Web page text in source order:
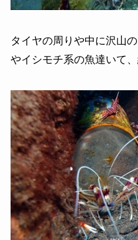
タイヤの周りや中に沢山
やイシモチ系の魚達いて